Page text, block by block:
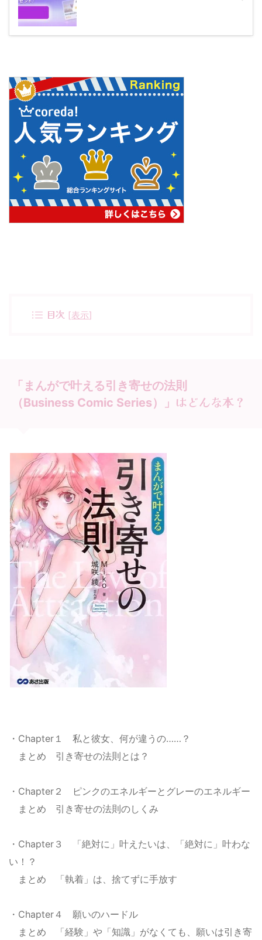
目次 [表示]
「まんがで叶える引き寄せの法則
（Business Comic Series）」 はどんな本？
・Chapter１ 私と彼女、何が違うの……？
まとめ 引き寄せの法則とは？
・Chapter２ ピンクのエネルギーとグレーのエネルギー
まとめ 引き寄せの法則のしくみ
・Chapter３ 「絶対に」叶えたいは、「絶対に」叶わな
い！？
まとめ 「執着」は、捨てずに手放す
・Chapter４ 願いのハードル
まとめ 「経験」や「知識」がなくても、願いは引き寄